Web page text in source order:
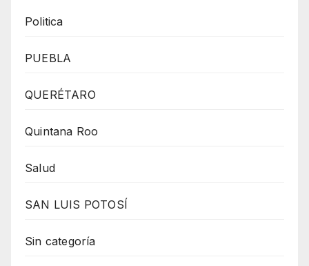
Politica
PUEBLA
QUERÉTARO
Quintana Roo
Salud
SAN LUIS POTOSÍ
Sin categoría